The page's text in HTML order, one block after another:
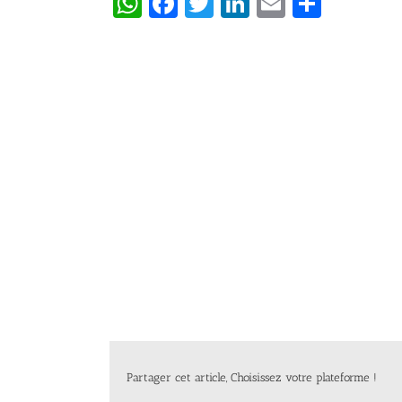
Partager cet article, Choisissez votre plateforme !